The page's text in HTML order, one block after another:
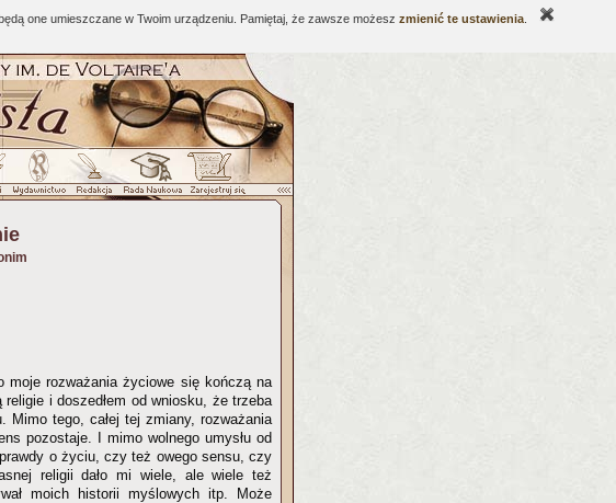
one umieszczane w Twoim urządzeniu. Pamiętaj, że zawsze możesz zmienić te ustawienia
moje rozważania życiowe się kończą na
i doszedłem od wniosku, że trzeba
Mimo tego, całej tej zmiany, rozważania
pozostaje. I mimo wolnego umysłu od
o życiu, czy też owego sensu, czy
religii dało mi wiele, ale wiele też
moich historii myślowych itp. Może